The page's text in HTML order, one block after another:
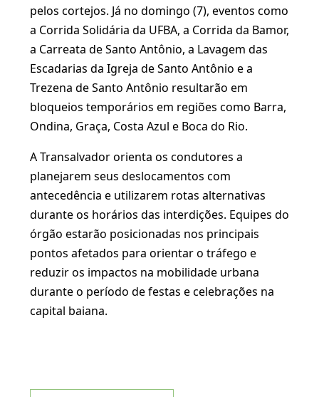
pelos cortejos. Já no domingo (7), eventos como
a Corrida Solidária da UFBA, a Corrida da Bamor,
a Carreata de Santo Antônio, a Lavagem das
Escadarias da Igreja de Santo Antônio e a
Trezena de Santo Antônio resultarão em
bloqueios temporários em regiões como Barra,
Ondina, Graça, Costa Azul e Boca do Rio.
A Transalvador orienta os condutores a
planejarem seus deslocamentos com
antecedência e utilizarem rotas alternativas
durante os horários das interdições. Equipes do
órgão estarão posicionadas nos principais
pontos afetados para orientar o tráfego e
reduzir os impactos na mobilidade urbana
durante o período de festas e celebrações na
capital baiana.